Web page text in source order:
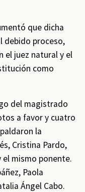
que dicha
debido proceso,
el juez natural y el
como
del magistrado
a favor y cuatro
la
Cristina Pardo,
el mismo ponente.
Paola
Ángel Cabo.